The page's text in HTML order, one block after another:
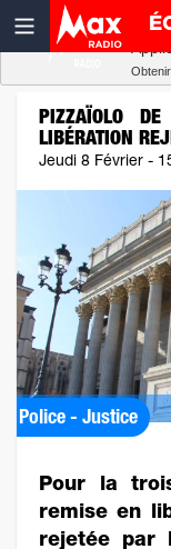
PIZZAÏOLO
LIBÉRATION
Jeudi 8 Février -
Police - Justice
Pour la
remise en
rejetée par